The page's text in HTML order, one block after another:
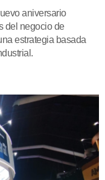
aniversario
del negocio de
estrategia basada